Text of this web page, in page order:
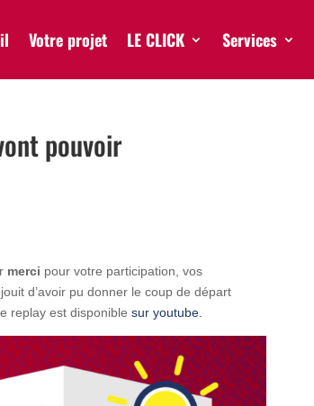
Votre projet LE CLICK Services
pouvoir
merci pour votre participation, vos
d’avoir pu donner le coup de départ
replay est disponiblesur youtube.